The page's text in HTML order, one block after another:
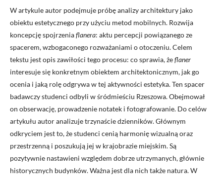
W artykule autor podejmuje próbę analizy architektury jako
obiektu estetycznego przy użyciu metod mobilnych. Rozwija
koncepcję spojrzeniaflanera: aktu percepcji powiązanego ze
spacerem, wzbogaconego rozważaniami o otoczeniu. Celem
tekstu jest opis zawiłości tego procesu: co sprawia, żeflaner
interesuje się konkretnym obiektem architektonicznym, jak go
ocenia i jaką rolę odgrywa w tej aktywności estetyka. Ten spacer
badawczy studenci odbyli w śródmieściu Rzeszowa. Obejmował
on obserwację, prowadzenie notatek i fotografowanie. Do celów
artykułu autor analizuje trzynaście dzienników. Głównym
odkryciem jest to, że studenci cenią harmonię wizualną oraz
przestrzenną i poszukują jej w krajobrazie miejskim. Są
pozytywnie nastawieni względem dobrze utrzymanych, głównie
historycznych budynków. Ważna jest dla nich także natura. W